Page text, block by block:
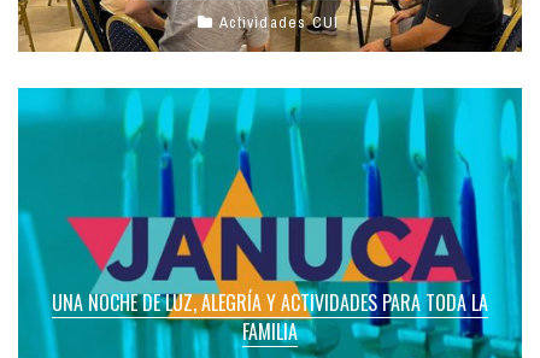
Actividades CUI
UNA NOCHE DE LUZ, ALEGRÍA Y ACTIVIDADES PARA TODA LA
FAMILIA